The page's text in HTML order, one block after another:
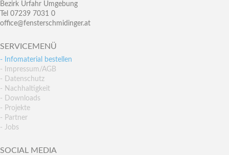
Bezirk Urfahr Umgebung
Tel 07239 7031 0
office@fensterschmidinger.at
SERVICEMENÜ
- Infomaterial bestellen
- Impressum/AGB
- Datenschutz
- Nachhaltigkeit
- Downloads
- Projekte
- Partner
- Jobs
SOCIAL MEDIA